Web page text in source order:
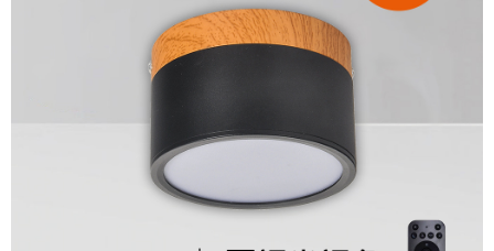
恩沛科技股份有限公司將有權停止該用戶之使用額度並採取法律行動。